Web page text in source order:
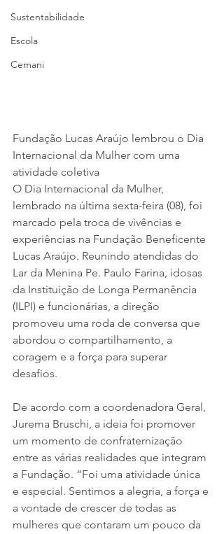
Sustentabilidade
Escola
Cemani
Fundação Lucas Araújo lembrou o Dia
Internacional da Mulher com uma
atividade coletiva
O Dia Internacional da Mulher,
lembrado na última sexta-feira (08), foi
marcado pela troca de vivências e
experiências na Fundação Beneficente
Lucas Araújo. Reunindo atendidas do
Lar da Menina Pe. Paulo Farina, idosas
da Instituição de Longa Permanência
(ILPI) e funcionárias, a direção
promoveu uma roda de conversa que
abordou o compartilhamento, a
coragem e a força para superar
desafios.
De acordo com a coordenadora Geral,
Jurema Bruschi, a ideia foi promover
um momento de confraternização
entre as várias realidades que integram
a Fundação. “Foi uma atividade única
e especial. Sentimos a alegria, a força e
a vontade de crescer de todas as
mulheres que contaram um pouco da